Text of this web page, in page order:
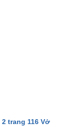
trang 116 Vở